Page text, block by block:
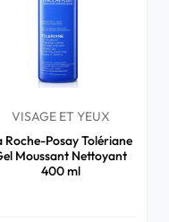
VISAGE ET YEUX
Roche-Posay Tolériane
Moussant Nettoyant
400 ml